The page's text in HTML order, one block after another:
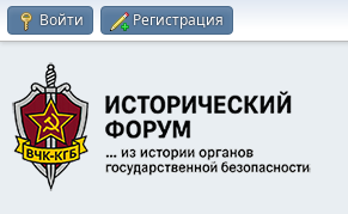
Войти Регистрация